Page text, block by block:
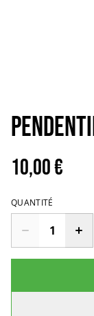
10,00 €
QUANTITÉ